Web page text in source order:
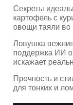
Секреты
картофель с
овощи таяли во
Ловушка
поддержка ИИ
искажает
Прочность и
для тонких и